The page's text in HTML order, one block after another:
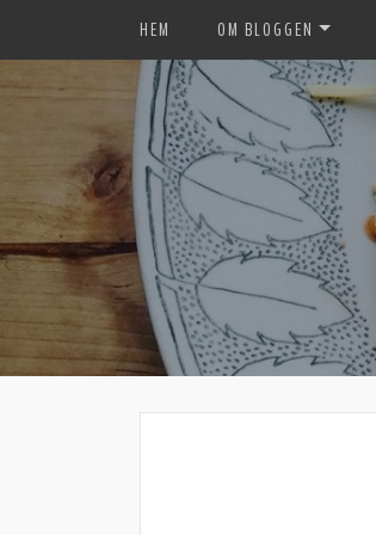
HEM OM BLOGGEN